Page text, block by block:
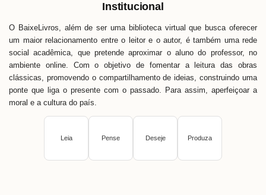
Institucional
O BaixeLivros, além de ser uma biblioteca virtual que busca oferecer
um maior relacionamento entre o leitor e o autor, é também uma rede
social acadêmica, que pretende aproximar o aluno do professor, no
ambiente online. Com o objetivo de fomentar a leitura das obras
clássicas, promovendo o compartilhamento de ideias, construindo uma
ponte que liga o presente com o passado. Para assim, aperfeiçoar a
moral e a cultura do país.
Leia Pense Deseje Produza